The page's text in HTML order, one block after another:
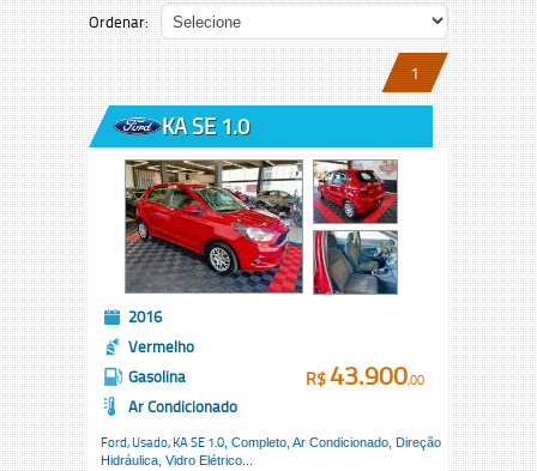
Ordenar:
1
KA SE 1.0
2016
Vermelho
Gasolina
Ar Condicionado
Ford, Usado, KA SE 1.0 , Completo, Ar Condicionado, Direção
Hidráulica, Vidro Elétrico...
R$43.900,00